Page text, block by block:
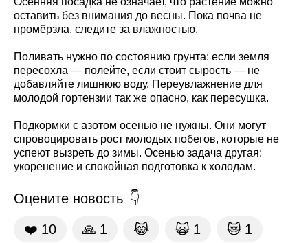
оставить без внимания до весны. Пока почва не
промёрзла, следите за влажностью.
Поливать нужно по состоянию грунта: если земля
пересохла — полейте, если стоит сырость — не
добавляйте лишнюю воду. Переувлажнение для
молодой гортензии так же опасно, как пересушка.
Подкормки с азотом осенью не нужны. Они могут
спровоцировать рост молодых побегов, которые не
успеют вызреть до зимы. Осенью задача другая:
укоренение и спокойная подготовка к холодам.
Оцените новость
❤️ 10 🙏 1 😹 🙀 1 😿 1